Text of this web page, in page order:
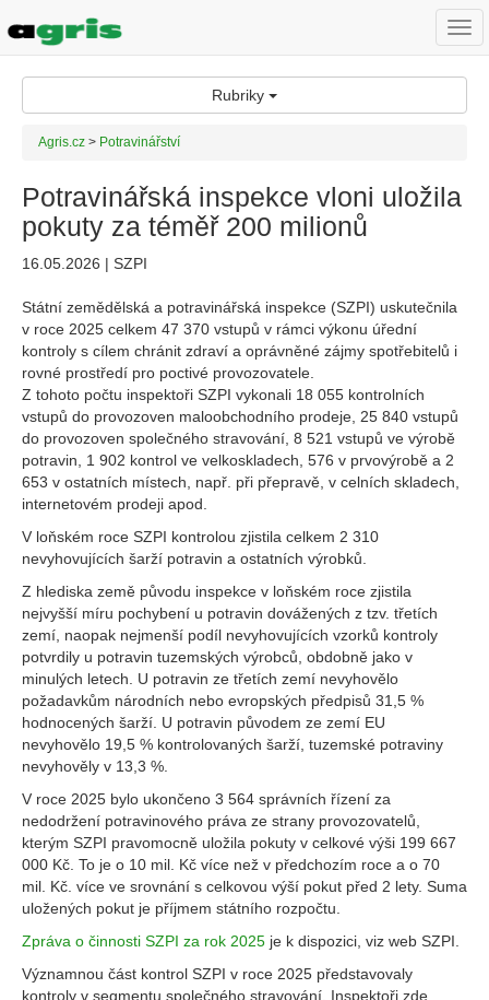
Rubriky
Agris.cz > Potravinářství
Potravinářská inspekce vloni uložila
pokuty za téměř 200 milionů
16.05.2026 | SZPI
Státní zemědělská a potravinářská inspekce (SZPI) uskutečnila
v roce 2025 celkem 47 370 vstupů v rámci výkonu úřední
kontroly s cílem chránit zdraví a oprávněné zájmy spotřebitelů i
rovné prostředí pro poctivé provozovatele.
Z tohoto počtu inspektoři SZPI vykonali 18 055 kontrolních
vstupů do provozoven maloobchodního prodeje, 25 840 vstupů
do provozoven společného stravování, 8 521 vstupů ve výrobě
potravin, 1 902 kontrol ve velkoskladech, 576 v prvovýrobě a 2
653 v ostatních místech, např. při přepravě, v celních skladech,
internetovém prodeji apod.
V loňském roce SZPI kontrolou zjistila celkem 2 310
nevyhovujících šarží potravin a ostatních výrobků.
Z hlediska země původu inspekce v loňském roce zjistila
nejvyšší míru pochybení u potravin dovážených z tzv. třetích
zemí, naopak nejmenší podíl nevyhovujících vzorků kontroly
potvrdily u potravin tuzemských výrobců, obdobně jako v
minulých letech. U potravin ze třetích zemí nevyhovělo
požadavkům národních nebo evropských předpisů 31,5 %
hodnocených šarží. U potravin původem ze zemí EU
nevyhovělo 19,5 % kontrolovaných šarží, tuzemské potraviny
nevyhověly v 13,3 %.
V roce 2025 bylo ukončeno 3 564 správních řízení za
nedodržení potravinového práva ze strany provozovatelů,
kterým SZPI pravomocně uložila pokuty v celkové výši 199 667
000 Kč. To je o 10 mil. Kč více než v předchozím roce a o 70
mil. Kč. více ve srovnání s celkovou výší pokut před 2 lety. Suma
uložených pokut je příjmem státního rozpočtu.
Zpráva o činnosti SZPI za rok 2025 je k dispozici, viz web SZPI.
Významnou část kontrol SZPI v roce 2025 představovaly
kontroly v segmentu společného stravování. Inspektoři zde